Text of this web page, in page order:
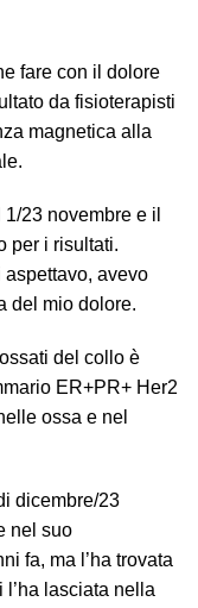
fare con il dolore
da fisioterapisti
magnetica alla
23 novembre e il
per i risultati.
avevo
del mio dolore.
del collo è
ER+PR+ Her2
ossa e nel
dicembre/23
nel suo
fa, ma l’ha trovata
lasciata nella